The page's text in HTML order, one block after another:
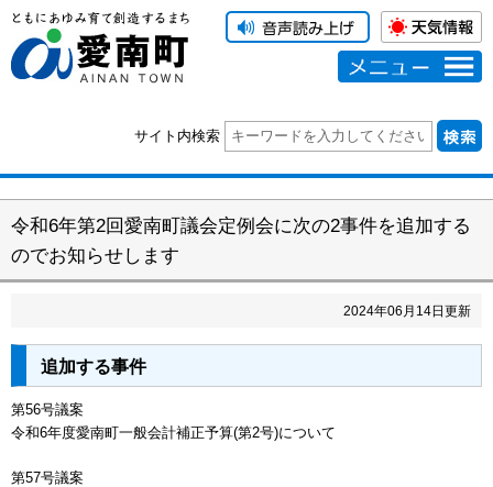
メニュー
サイト内検索
令和6年第2回愛南町議会定例会に次の2事件を追加する
のでお知らせします
2024年06 月 14日更新
追加する事件
第56号議案
令和6年度愛南町一般会計補正予算(第2号)について
第57号議案